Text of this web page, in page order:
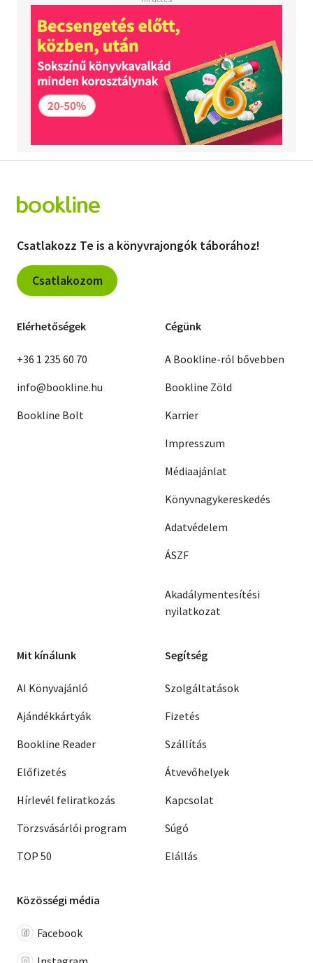
Csatlakozz Te is a könyvrajongók táborához!
Csatlakozom
Elérhetőségek
+36 1 235 60 70
info@bookline.hu
Bookline Bolt
Cégünk
A Bookline-ról bővebben
Bookline Zöld
Karrier
Impresszum
Médiaajánlat
Könyvnagykereskedés
Adatvédelem
ÁSZF
Akadálymentesítési
nyilatkozat
Mit kínálunk
AI Könyvajánló
Ajándékkártyák
Bookline Reader
Előfizetés
Hírlevél feliratkozás
Törzsvásárlói program
TOP 50
Segítség
Szolgáltatások
Fizetés
Szállítás
Átvevőhelyek
Kapcsolat
Súgó
Elállás
Közösségi média
Facebook